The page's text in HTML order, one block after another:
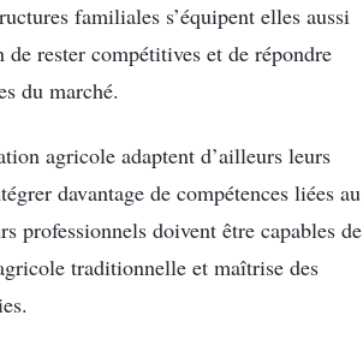
familiales s’équipent elles aussi
de rester compétitives et de répondre
du marché.
agricole adaptent d’ailleurs leurs
davantage de compétences liées au
professionnels doivent être capables de
traditionnelle et maîtrise des